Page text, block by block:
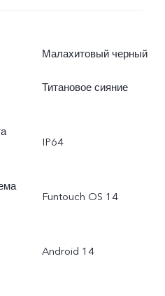
Малахитовый черный
Титановое сияние
IP64
Funtouch OS 14
Android 14